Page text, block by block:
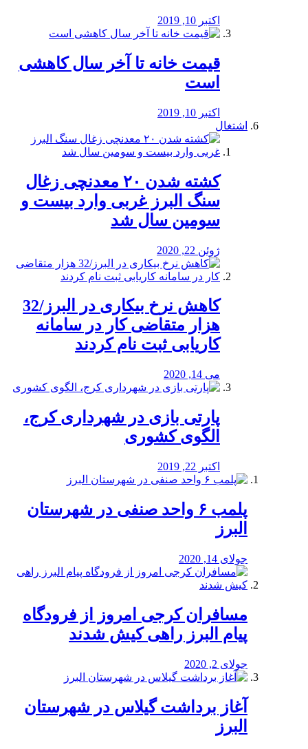
اکتبر 10, 2019
قیمت خانه تا آخر سال کاهشی
است
اکتبر 10, 2019
اشتغال
کشته شدن ۲۰ معدنچی زغال
سنگ البرز غربی وارد بیست و
سومین سال شد
ژوئن 22, 2020
کاهش نرخ بیکاری در البرز/32
هزار متقاضی کار در سامانه
کاریابی ثبت نام کردند
می 14, 2020
پارتی بازی در شهرداری کرج،
الگوی کشوری
اکتبر 22, 2019
پلمب ۶ واحد صنفی در شهرستان
البرز
جولای 14, 2020
مسافران کرجی امروز از فرودگاه
پیام البرز راهی کیش شدند
جولای 2, 2020
آغاز برداشت گیلاس در شهرستان
البرز